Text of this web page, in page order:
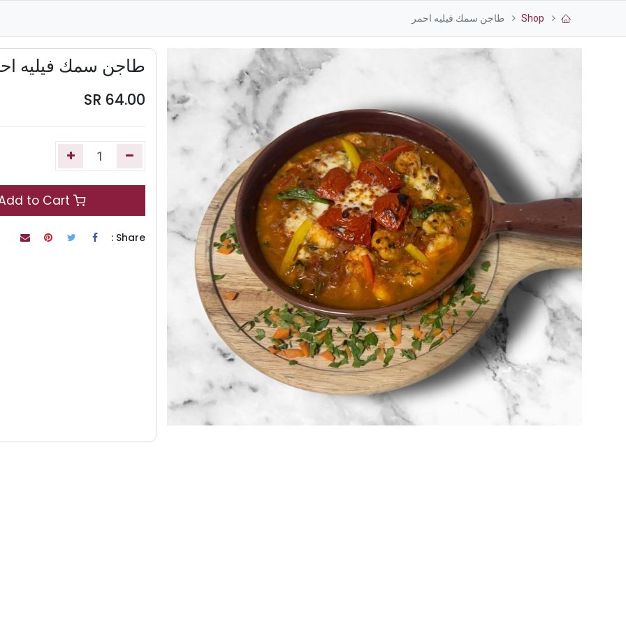
Shop طاجن سمك فيليه احمر
طاجن سمك فيليه
64.00
Share :